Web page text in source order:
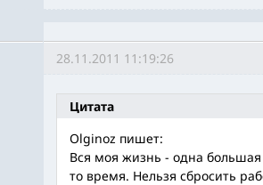
28.11.2011 11:19:26
Цитата
Olginoz пишет:
Вся моя жизнь - одна
то время. Нельзя сбросить